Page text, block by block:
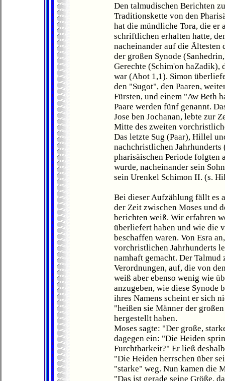
Den talmudischen Berichten
Traditionskette von den
hat die mündliche Tora, die er
schriftlichen erhalten hatte,
nacheinander auf die Ältesten
der großen Synode
Gerechte (Schim'on haZadik),
war (Abot 1,1). Simon
den "Sugot", den Paaren,
Fürsten, und einem "Aw Beth
Paare werden fünf genannt.
Jose ben Jochanan, lebte zur
Mitte des zweiten
Das letzte Sug (Paar), Hillel
nachchristlichen Jahrhunderts
pharisäischen Periode folgten
wurde, nacheinander sein
sein Urenkel Schimon II. (s.
Bei dieser Aufzählung fällt es
der Zeit zwischen Moses und
berichten weiß. Wir erfahren
überliefert haben und wie die
beschaffen waren. Von Esra
vorchristlichen Jahrhunderts
namhaft gemacht. Der
Verordnungen, auf, die von
weiß aber ebenso wenig wie
anzugeben, wie diese Synode
ihres Namens scheint er sich
"heißen sie Männer der
hergestellt haben.
Moses sagte: "Der große,
dagegen ein: "Die Heiden
Furchtbarkeit?" Er ließ
"Die Heiden herrschen über
"starke" weg. Nun kamen die
"Das ist gerade seine Größe,